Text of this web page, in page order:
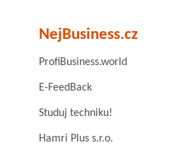
NejBusiness.cz
ProfiBusiness.world
E-FeedBack
Studuj techniku!
Hamri Plus s.r.o.